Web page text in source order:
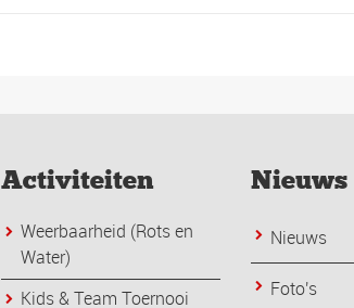
Activiteiten
Weerbaarheid (Rots en
Water)
Kids & Team Toernooi
Nieuws
Nieuws
Foto's